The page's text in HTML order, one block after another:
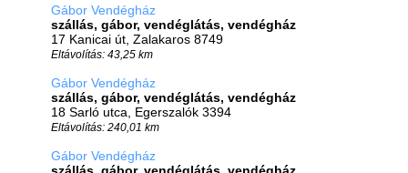
Gábor Vendégház
szállás, gábor, vendéglátás, vendégház
17 Kanicai út, Zalakaros 8749
Eltávolítás: 43,25 km
Gábor Vendégház
szállás, gábor, vendéglátás, vendégház
18 Sarló utca, Egerszalók 3394
Eltávolítás: 240,01 km
Gábor Vendégház